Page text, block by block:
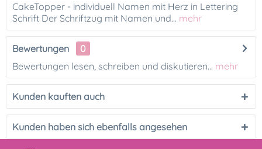
CakeTopper - individuell Namen mit Herz in Lettering
Schrift Der Schriftzug mit Namen und... mehr
Bewertungen
0
Bewertungen lesen, schreiben und diskutieren... mehr
Kunden kauften auch
Kunden haben sich ebenfalls angesehen